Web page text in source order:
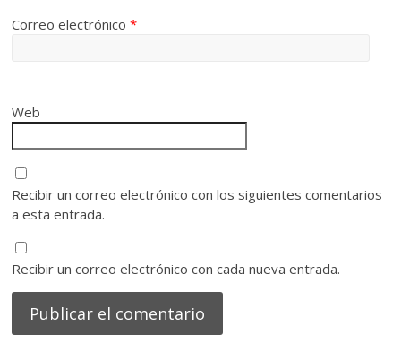
Correo electrónico*
Web
Recibir un correo electrónico con los siguientes comentarios
a esta entrada.
Recibir un correo electrónico con cada nueva entrada.